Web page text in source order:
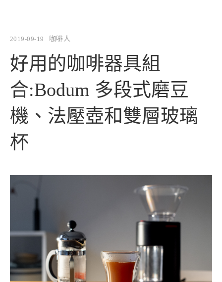
2019-09-19 咖啡人
好用的咖啡器具組
合:Bodum 多段式磨豆
機、法壓壺和雙層玻璃
杯